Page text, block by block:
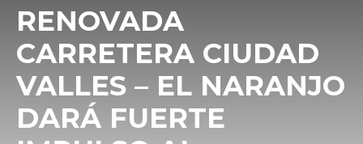
RENOVADA
CARRETERA CIUDAD
VALLES – EL NARANJO
DARÁ FUERTE